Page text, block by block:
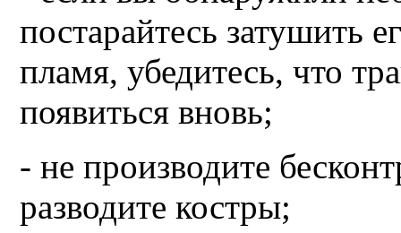
постарайтесь затушить
пламя, убедитесь, что
появиться вновь;
- не производите
разводите костры;